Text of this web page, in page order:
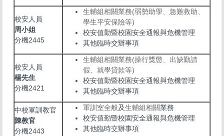
校安人員
周小姐
分機2445
生輔組相關業務(弱勢助學、急難救助、
學生平安保險等)
校安值勤暨校園安全通報與危機管理
其他臨時交辦事項
校安人員
楊先生
分機2421
生輔組相關業務(操行獎懲、出缺勤請
假、就學貸款等)
校安值勤暨校園安全通報與危機管理
其他臨時交辦事項
中校軍訓教官
陳教官
分機2443
軍訓室全般及生輔組相關業務
校安值勤暨校園安全通報與危機管理
其他臨時交辦事項